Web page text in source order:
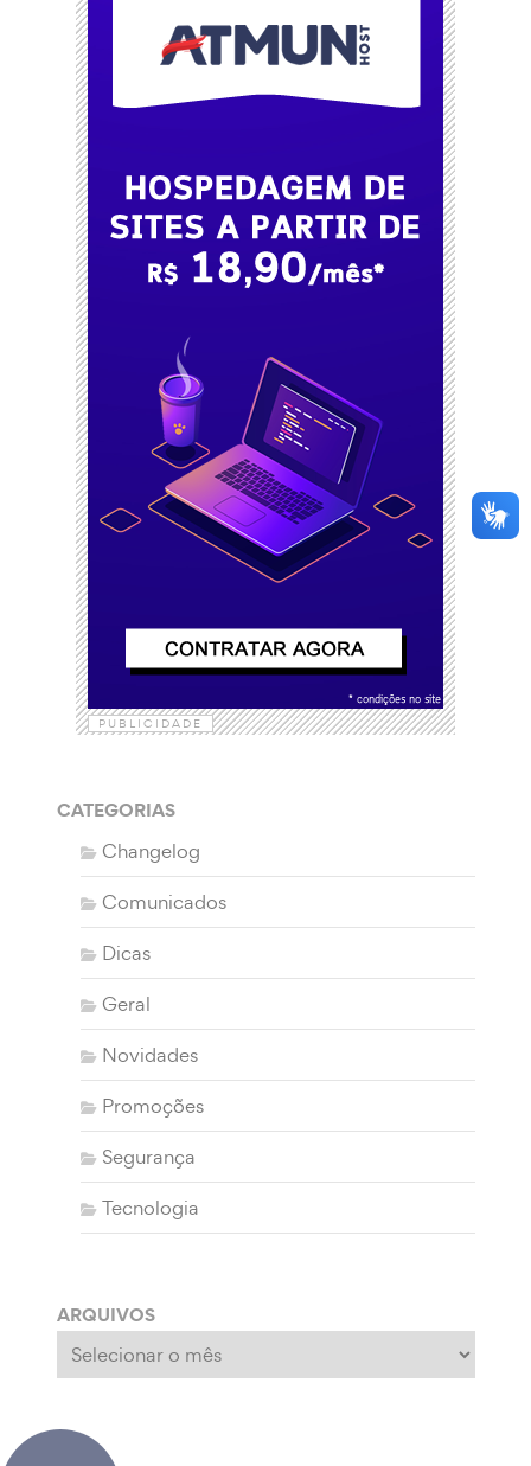
PUBLICIDADE
CATEGORIAS
Changelog
Comunicados
Dicas
Geral
Novidades
Promoções
Segurança
Tecnologia
ARQUIVOS
Arquivos